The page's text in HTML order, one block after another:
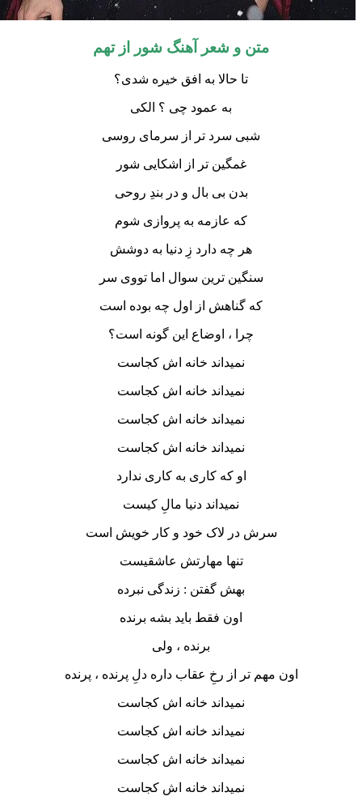
متن و شعر آهنگ شور از تهم
تا حالا به افق خیره شدى؟
به عمود چى ؟ الکى
شبى سرد تر از سرماى روسى
غمگین تر از اشکایى شور
بدن بى بال و در بندِ روحى
که عازمه به پروازى شوم
هر چه دارد زِ دنیا به دوشش
سنگین ترین سوال اما تووى سر
که گناهش از اول چه بوده است
چرا ، اوضاع این گونه است؟
نمیداند خانه اش کجاست
نمیداند خانه اش کجاست
نمیداند خانه اش کجاست
نمیداند خانه اش کجاست
او که کارى به کارى ندارد
نمیداند دنیا مالِ کیست
سرش در لاک خود و کار خویش است
تنها مهارتش عاشقیست
بهش گفتن : زندگی نبرده
اون فقط باید بشه برنده
برنده ، ولى
اون مهم تر از رخِ عقاب داره دلِ پرنده ، پرنده
نمیداند خانه اش کجاست
نمیداند خانه اش کجاست
نمیداند خانه اش کجاست
نمیداند خانه اش کجاست